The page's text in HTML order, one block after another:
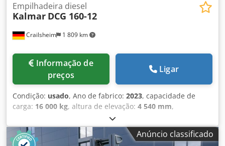
Crailsheim 1 809 km
Empilhadeira diesel
Kalmar DCG 160-12
preços
Ligar
Condição: usado, Ano de fabrico: 2023, capacidade de
carga: 16 000 kg, altura de elevação: 4 540 mm,
8 090 mm, · Largura da via (cc),
dianteira – traseira (mm) 1855 – 1960 · Raio de giro,
externo – interno (mm) 5175 – 600 · Altura com inclinação
Anúncio classificado